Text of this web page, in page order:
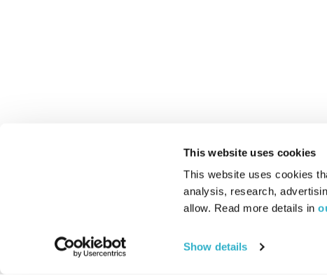
This website uses cookies
This website uses cookies
analysis, research,
allow. Read more details in
Show details